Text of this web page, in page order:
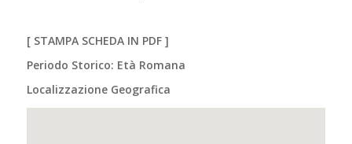
[ STAMPA SCHEDA IN PDF]
Periodo Storico: Età Romana
Localizzazione Geografica